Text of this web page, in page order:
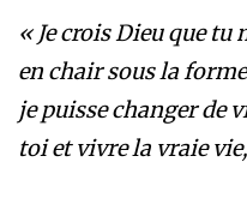
« Je crois Dieu que tu
en chair sous la
je puisse changer de
toi et vivre la vraie